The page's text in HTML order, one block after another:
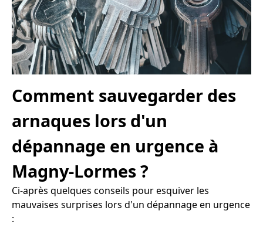
Comment sauvegarder des
arnaques lors d'un
dépannage en urgence à
Magny-Lormes ?
Ci-après quelques conseils pour esquiver les
mauvaises surprises lors d'un dépannage en urgence
: